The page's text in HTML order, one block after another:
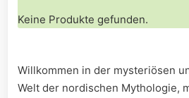
Keine Produkte gefunden.
Willkommen in der ⁣mysteriösen
Welt der nordischen Mythologie,